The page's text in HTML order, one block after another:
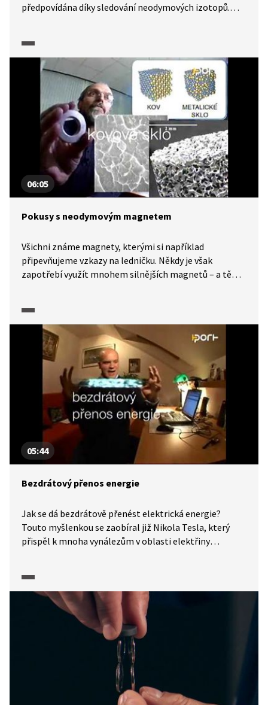
předpovídána díky sledování neodymových izotopů.
nejsilnější magnet na světě. A jak si vyrobit
jednopólový motor?
06:05
Pokusy s neodymovým magnetem
Všichni známe magnety, kterými si například
připevňujeme vzkazy na ledničku. Někdy je však
zapotřebí využít mnohem silnějších magnetů – a těmi
podobná struktuře skla, také se mu někdy říká kovové
sklo, a má také neobyčejné vlastnosti. Jaké
experimenty lze s magnetem uskutečnit? Jak vypadá
model indukční brzdy a co jsou látky diamagnetické
či paramagnetické?
05:44
Bezdrátový přenos energie
Jak se dá bezdrátově přenést elektrická energie?
Touto myšlenkou se zaobíral již Nikola Tesla, který
přispěl k mnoha vynálezům v oblasti elektřiny
polem. Michael vám se svými společníky ukáže několik
pokusů demonstrujících bezdrátový přenos energie.